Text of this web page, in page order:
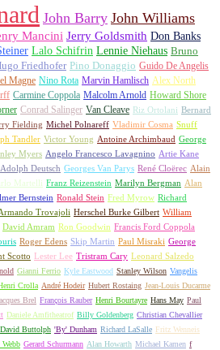
John Barry John Williams
Mancini Jerry Goldsmith Don Banks
Lalo Schifrin Lennie Niehaus Bruno
Friedhofer Pino Donaggio Guido De Angelis
Magne Nino Rota Marvin Hamlisch Alex North
Carmine Coppola Malcolm Arnold Howard Shore
Conrad Salinger Van Cleave Riz Ortolani Bernard
Fielding Michel Polnareff Vladimir Cosma Snuff
Tandler Victor Young Antoine Archimbaud George
Myers Angelo Francesco Lavagnino Artie Kane
Adolph Deutsch Georges Van Parys René Cloërec Alain
Martelli Franz Reizenstein Marilyn Bergman Alan
Bernstein Ronald Stein Fred Myrow Richard
Trovajoli Herschel Burke Gilbert William
David Amram Ron Goodwin Francis Ford Coppola
Roger Edens Skip Martin Paul Misraki George
Scotto Lester Lee Tristram Cary Leonard Salzedo
Gianni Ferrio Kyle Eastwood Stanley Wilson Vangelis
Crolla André Hodeir Hubert Rostaing Jean-Louis Ducarme
Brel François Rauber Henri Bourtayre Hans May Paul
Daniele Amfitheatrof Billy Goldenberg Christian Chevallier
David Buttolph 'By' Dunham Richard LaSalle Fritz Wenneis
Gerard Schurmann Alan Howarth Michael Kamen f